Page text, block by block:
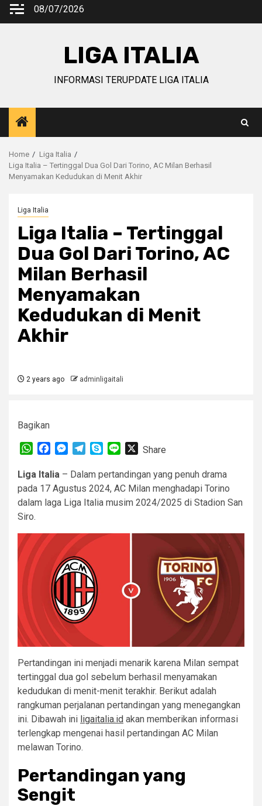
Skip
08/07/2026
LIGA ITALIA
INFORMASI TERUPDATE LIGA ITALIA
Home
Liga Italia
Liga Italia – Tertinggal Dua Gol Dari Torino, AC Milan Berhasil
Menyamakan Kedudukan di Menit Akhir
Liga Italia
Liga Italia – Tertinggal
Dua Gol Dari Torino, AC
Milan Berhasil
Menyamakan
Kedudukan di Menit
Akhir
2 years ago adminligaitali
Bagikan
WhatsApp
FacebookMessenger
TelegramSkypeLine XShare
Liga Italia – Dalam pertandingan yang penuh drama
pada 17 Agustus 2024, AC Milan menghadapi Torino
dalam laga Liga Italia musim 2024/2025 di Stadion San
Siro.
Pertandingan ini menjadi menarik karena Milan sempat
tertinggal dua gol sebelum berhasil menyamakan
kedudukan di menit-menit terakhir. Berikut adalah
rangkuman perjalanan pertandingan yang menegangkan
ini. Dibawah ini ligaitalia.id akan memberikan informasi
terlengkap mengenai hasil pertandingan AC Milan
melawan Torino.
Pertandingan yang
Sengit